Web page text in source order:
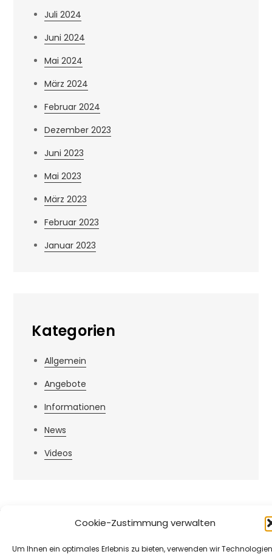
Cookie-Zustimmung verwalten
Um Ihnen ein optimales Erlebnis zu bieten, verwenden wir Technologien
Juli 2024
Juni 2024
Mai 2024
März 2024
Februar 2024
Dezember 2023
Juni 2023
Mai 2023
März 2023
Februar 2023
Januar 2023
Kategorien
Allgemein
Angebote
Informationen
News
Videos